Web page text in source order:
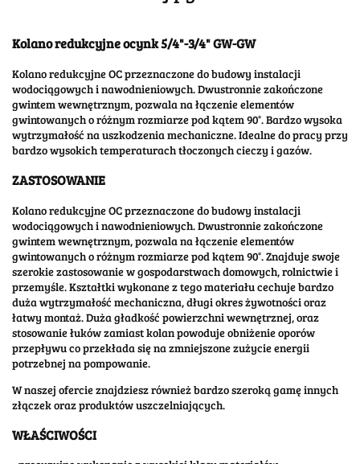
Kolano redukcyjne ocynk 5/4"-3/4" GW-GW
Kolano redukcyjne OC przeznaczone do budowy instalacji
wodociągowych i nawodnieniowych. Dwustronnie zakończone
gwintem wewnętrznym, pozwala na łączenie elementów
gwintowanych o różnym rozmiarze pod kątem 90°. Bardzo wysoka
wytrzymałość na uszkodzenia mechaniczne. Idealne do pracy przy
bardzo wysokich temperaturach tłoczonych cieczy i gazów.
ZASTOSOWANIE
Kolano redukcyjne OC przeznaczone do budowy instalacji
wodociągowych i nawodnieniowych. Dwustronnie zakończone
gwintem wewnętrznym, pozwala na łączenie elementów
gwintowanych o różnym rozmiarze pod kątem 90°. Znajduje swoje
szerokie zastosowanie w gospodarstwach domowych, rolnictwie i
przemyśle. Kształtki wykonane z tego materiału cechuje bardzo
duża wytrzymałość mechaniczna, długi okres żywotności oraz
łatwy montaż. Duża gładkość powierzchni wewnętrznej, oraz
stosowanie łuków zamiast kolan powoduje obniżenie oporów
przepływu co przekłada się na zmniejszone zużycie energii
potrzebnej na pompowanie.
W naszej ofercie znajdziesz również bardzo szeroką gamę innych
złączek oraz produktów uszczelniających.
WŁAŚCIWOŚCI